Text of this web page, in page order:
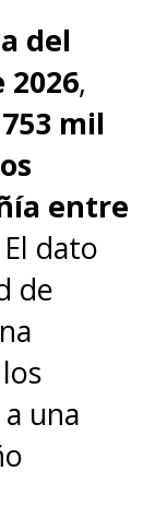
del
,
mil
entre
dato
de
una